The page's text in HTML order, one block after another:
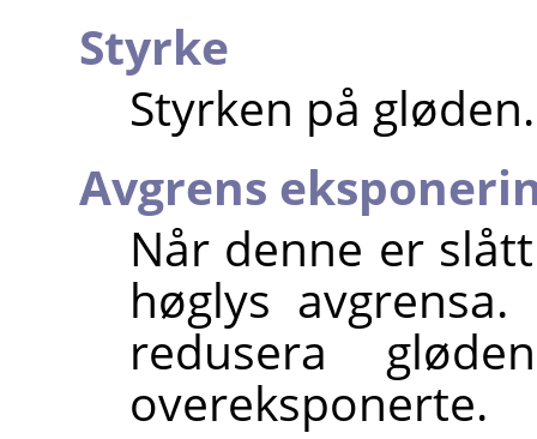
Styrke
Styrken på gløden.
Avgrens
Når denne er
høglys
redusera
overeksponerte.